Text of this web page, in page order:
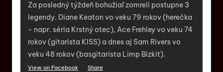
Za posledný týždeň bohužiaľ zomreli postupne 3
legendy. Diane Keaton vo veku 79 rokov (herečka
- napr. séria Krstný otec), Ace Frehley vo veku 74
rokov (gitarista KISS) a dnes aj Sam Rivers vo
veku 48 rokov (basgitarista Limp Bizkit).
View on Facebook · Share